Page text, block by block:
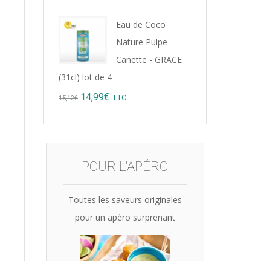
was:
8,76€.
Eau de Coco
Nature Pulpe
Canette - GRACE
(31cl) lot de 4
15,12€ Original
14,99€ Current
TTC
POUR L'APÉRO
Toutes les saveurs originales
pour un apéro surprenant